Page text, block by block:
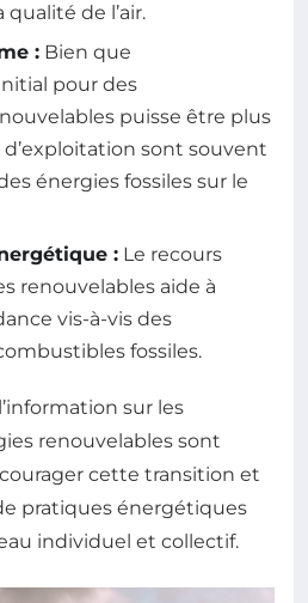
de l’air.
: Bien que
pour des
puisse être plus
sont souvent
énergies fossiles sur le
: Le recours
renouvelables aide à
vis-à-vis des
fossiles.
sur les
renouvelables sont
cette transition et
pratiques énergétiques
individuel et collectif.